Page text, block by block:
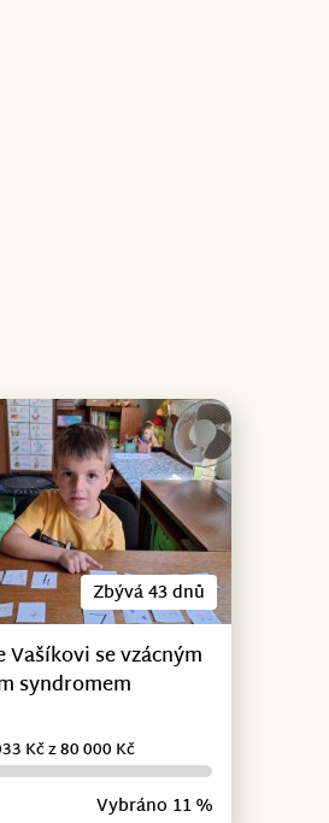
Zbývá 43 dnů
Vašíkovi se vzácným
syndromem
Vybráno 11 %
Kč z 80 000 Kč